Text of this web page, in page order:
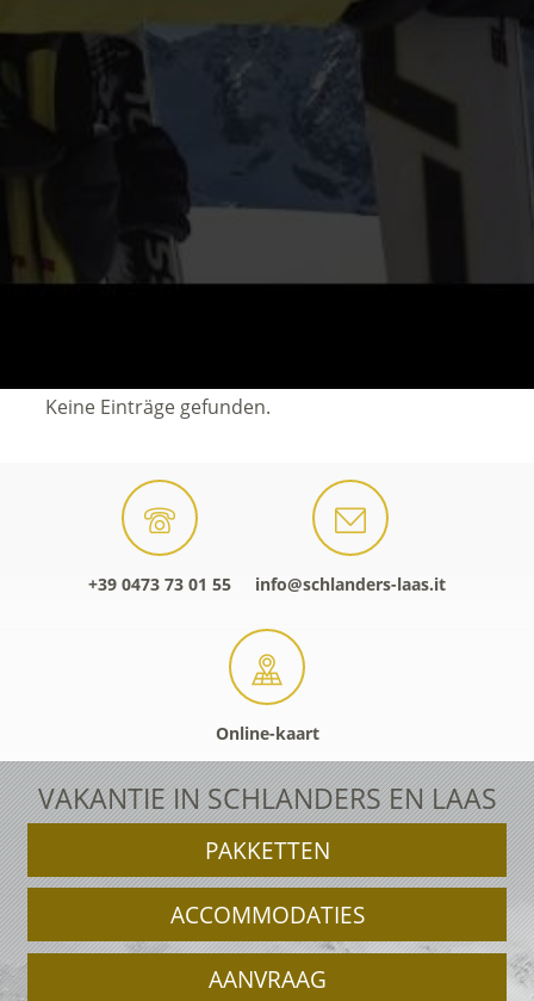
Keine Einträge gefunden.
+39 0473 73 01 55 info@schlanders-laas.it
Online-kaart
VAKANTIE IN SCHLANDERS EN LAAS
PAKKETTEN
ACCOMMODATIES
AANVRAAG